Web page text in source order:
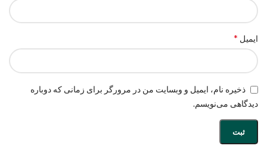
ایمیل *
ذخیره نام، ایمیل و وبسایت من در مرورگر برای زمانی که دوباره
دیدگاهی می‌نویسم.